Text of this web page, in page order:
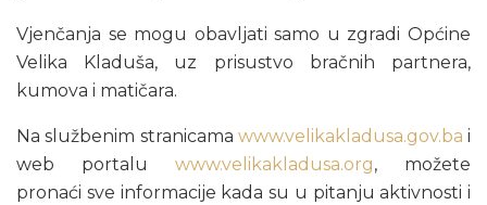
Vjenčanja se mogu obavljati samo u zgradi Općine
Velika Kladuša, uz prisustvo bračnih partnera,
kumova i matičara.
Na službenim stranicama www.velikakladusa.gov.ba i
web portalu www.velikakladusa.org, možete
pronaći sve informacije kada su u pitanju aktivnosti i